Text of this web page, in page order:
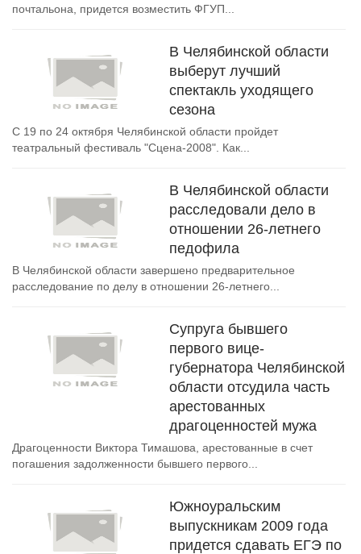
почтальона, придется возместить ФГУП...
В Челябинской области
выберут лучший
спектакль уходящего
сезона
С 19 по 24 октября Челябинской области пройдет
театральный фестиваль "Сцена-2008". Как...
В Челябинской области
расследовали дело в
отношении 26-летнего
педофила
В Челябинской области завершено предварительное
расследование по делу в отношении 26-летнего...
Супруга бывшего
первого вице-
губернатора Челябинской
области отсудила часть
арестованных
драгоценностей мужа
Драгоценности Виктора Тимашова, арестованные в счет
погашения задолженности бывшего первого...
Южноуральским
выпускникам 2009 года
придется сдавать ЕГЭ по